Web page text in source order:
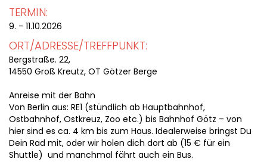
TERMIN:
9. - 11.10.2026
ORT/ADRESSE/TREFFPUNKT:
Bergstraße. 22,
14550 Groß Kreutz, OT Götzer Berge
Anreise mit der Bahn
Von Berlin aus: RE1 (stündlich ab Hauptbahnhof,
Ostbahnhof, Ostkreuz, Zoo etc.) bis Bahnhof Götz – von
hier sind es ca. 4 km bis zum Haus. Idealerweise bringst Du
Dein Rad mit, oder wir holen dich dort ab (15 € für ein
Shuttle) und manchmal fährt auch ein Bus.